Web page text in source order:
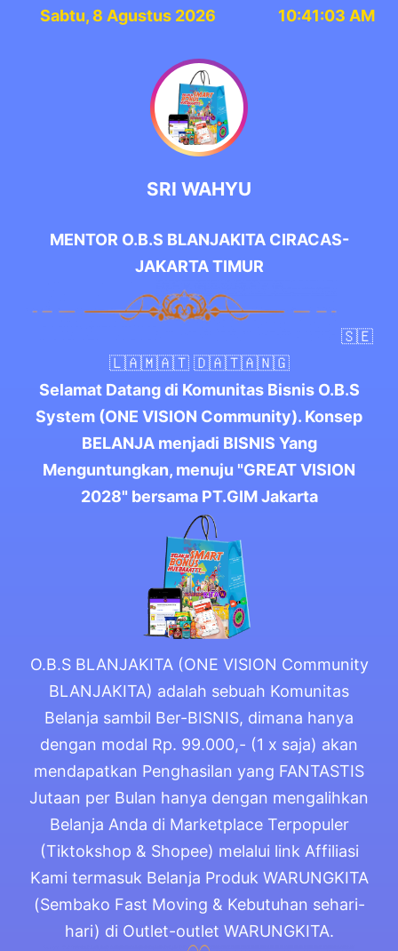
Sabtu, 8 Agustus 2026 10:41:04 AM
SRI WAHYU
MENTOR O.B.S BLANJAKITA CIRACAS-
JAKARTA TIMUR
🇸‌🇪‌
🇱‌🇦‌🇲‌🇦‌🇹‌ 🇩‌🇦‌🇹‌🇦‌🇳‌🇬‌
Selamat Datang di Komunitas Bisnis O.B.S
System (ONE VISION Community). Konsep
BELANJA menjadi BISNIS Yang
Menguntungkan, menuju "GREAT VISION
2028" bersama PT.GIM Jakarta
O.B.S BLANJAKITA (ONE VISION Community
BLANJAKITA) adalah sebuah Komunitas
Belanja sambil Ber-BISNIS, dimana hanya
dengan modal Rp. 99.000,- (1 x saja) akan
mendapatkan Penghasilan yang FANTASTIS
Jutaan per Bulan hanya dengan mengalihkan
Belanja Anda di Marketplace Terpopuler
(Tiktokshop & Shopee) melalui link Affiliasi
Kami termasuk Belanja Produk WARUNGKITA
(Sembako Fast Moving & Kebutuhan sehari-
hari) di Outlet-outlet WARUNGKITA.